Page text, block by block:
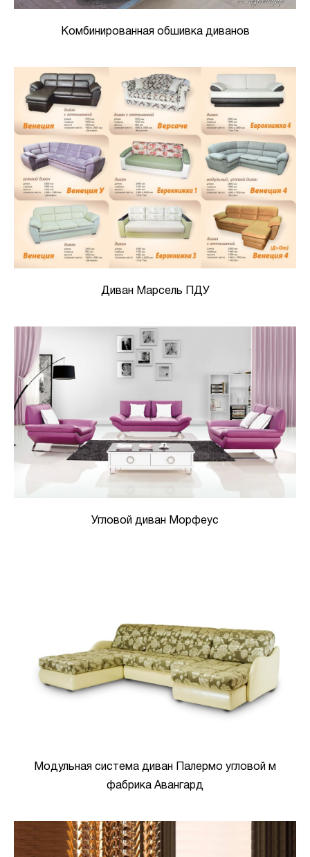
Комбинированная обшивка диванов
Диван Марсель ПДУ
Угловой диван Морфеус
Модульная система диван Палермо угловой м
фабрика Авангард